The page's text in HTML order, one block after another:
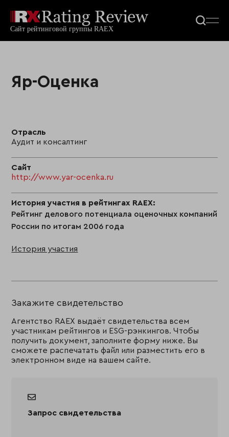
Яр-Оценка
Отрасль
Аудит и консалтинг
Сайт
http://www.yar-ocenka.ru
История участия в рейтингах RAEX:
Рейтинг делового потенциала оценочных компаний
России по итогам 2006 года
История участия
Закажите свидетельство
Агентство RAEX выдаёт свидетельства всем
участникам рейтингов и ESG-рэнкингов. Чтобы
получить документ, заполните форму ниже. Вы
сможете распечатать файл или разместить его в
электронном виде на вашем сайте.
Запрос свидетельства